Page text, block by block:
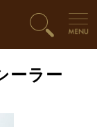
ーラー